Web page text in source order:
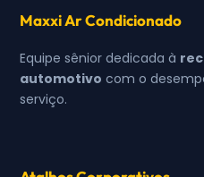
Maxxi Ar Condicionado
Equipe sênior dedicada à
automotivo com o
serviço.